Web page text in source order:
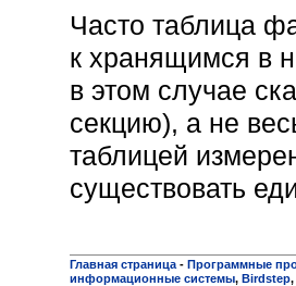
Часто таблица
к хранящимся в
в этом случае
секцию), а не
таблицей
существовать
Главная страница - Программные
информационные системы, Birdstep,